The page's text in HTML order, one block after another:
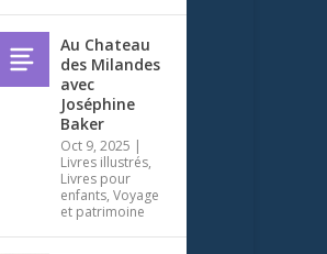
Au Chateau
des Milandes
avec
Joséphine
Baker
Oct 9, 2025 |
Livres illustrés,
Livres pour
enfants,Voyage
et patrimoine